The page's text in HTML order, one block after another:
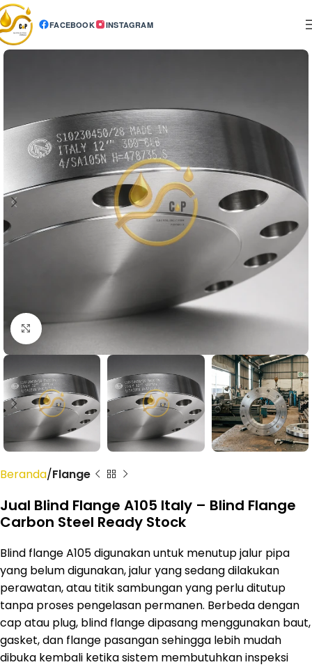
FACEBOOK INSTAGRAM
Click to enlarge
Beranda Flange
Jual Blind Flange A105 Italy – Blind Flange
Carbon Steel Ready Stock
Blind flange A105 digunakan untuk menutup jalur pipa
yang belum digunakan, jalur yang sedang dilakukan
perawatan, atau titik sambungan yang perlu ditutup
tanpa proses pengelasan permanen. Berbeda dengan
cap atau plug, blind flange dipasang menggunakan baut,
gasket, dan flange pasangan sehingga lebih mudah
dibuka kembali ketika sistem membutuhkan inspeksi